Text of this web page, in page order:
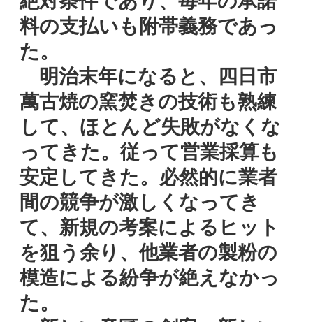
料の支払いも附帯義務であっ
た。
明治末年になると、四日市
萬古焼の窯焚きの技術も熟練
して、ほとんど失敗がなくな
ってきた。従って営業採算も
安定してきた。必然的に業者
間の競争が激しくなってき
て、新規の考案によるヒット
を狙う余り、他業者の製粉の
模造による紛争が絶えなかっ
た。